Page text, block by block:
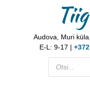
Audova, Muri
E-L: 9-17 |